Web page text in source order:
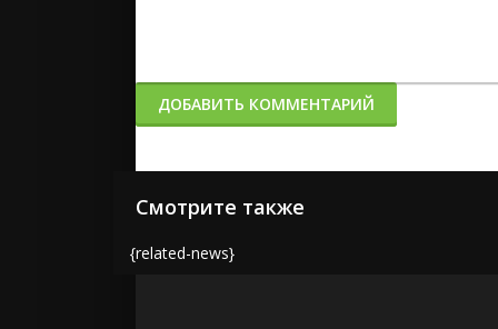
ДОБАВИТЬ КОММЕНТАРИЙ
Смотрите также
{related-news}